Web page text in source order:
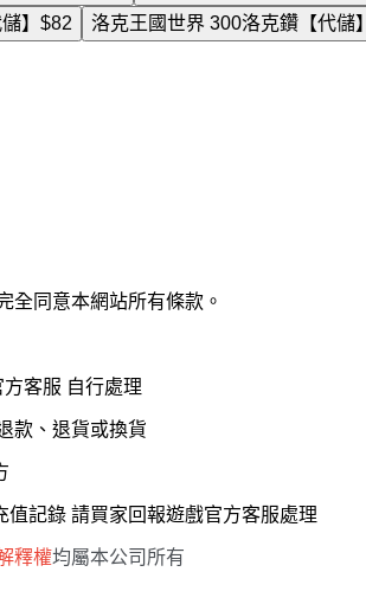
】 $82 洛克王國世界 300洛克鑽【代儲】
全同意本網站所有條款。
客服 自行處理
款、退貨或換貨
記錄 請買家回報遊戲官方客服處理
釋權均屬本公司所有